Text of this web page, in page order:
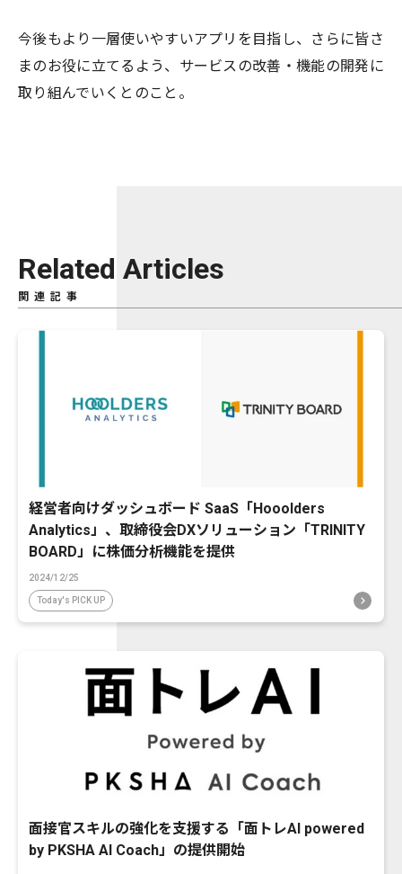
今後もより一層使いやすいアプリを目指し、さらに皆さ
まのお役に立てるよう、サービスの改善・機能の開発に
取り組んでいくとのこと。
Related Articles
関連記事
経営者向けダッシュボード SaaS「Hooolders
Analytics」、取締役会DXソリューション「TRINITY
BOARD」に株価分析機能を提供
2024/12/25
Today's PICK UP
面接官スキルの強化を支援する「面トレAI powered
by PKSHA AI Coach」の提供開始